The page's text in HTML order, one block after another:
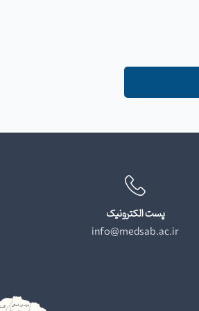
پست الکترونیک
info@medsab.ac.ir